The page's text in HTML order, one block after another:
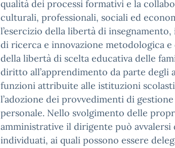
qualità dei processi formativi e la
culturali, professionali, sociali ed
l’esercizio della libertà di
di ricerca e innovazione metodologica e
della libertà di scelta educativa delle
diritto all’apprendimento da parte degli
funzioni attribuite alle istituzioni
l’adozione dei provvedimenti di
personale. Nello svolgimento delle
amministrative il dirigente può
individuati, ai quali possono essere